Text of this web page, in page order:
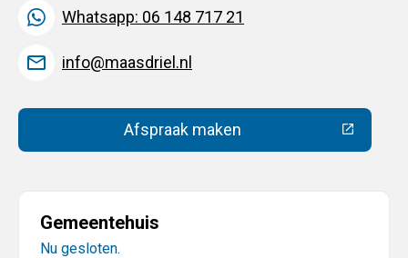
Whatsapp: 06 148 717 21
info@maasdriel.nl
Afspraak maken(Deze link gaat naar een
Gemeentehuis
Nu gesloten.